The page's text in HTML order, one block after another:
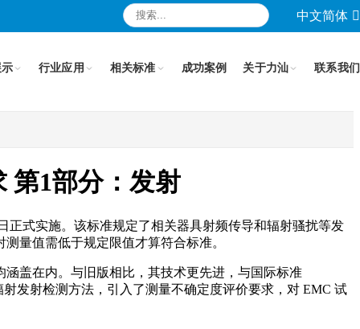
中文简体
行业应用 相关标准 成功案例 关于力汕 联系我们
第1部分：发射
正式实施。该标准规定了相关器具射频传导和辐射骚扰等发
量值需低于规定限值才算符合标准。
盖在内。与旧版相比，其技术更先进，与国际标准
发射检测方法，引入了测量不确定度评价要求，对 EMC 试